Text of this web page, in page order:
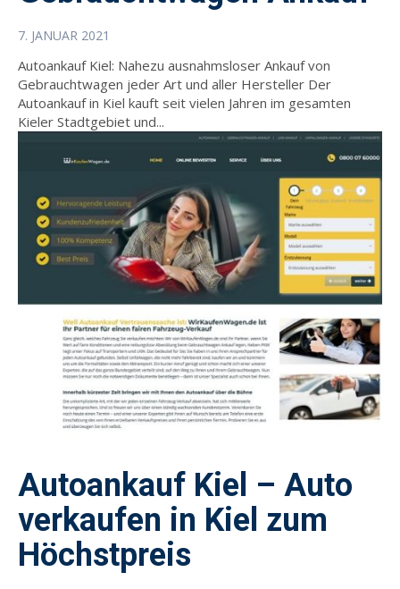
7. JANUAR 2021
Autoankauf Kiel: Nahezu ausnahmsloser Ankauf von
Gebrauchtwagen jeder Art und aller Hersteller Der
Autoankauf in Kiel kauft seit vielen Jahren im gesamten
Kieler Stadtgebiet und...
Autoankauf Kiel – Auto
verkaufen in Kiel zum
Höchstpreis